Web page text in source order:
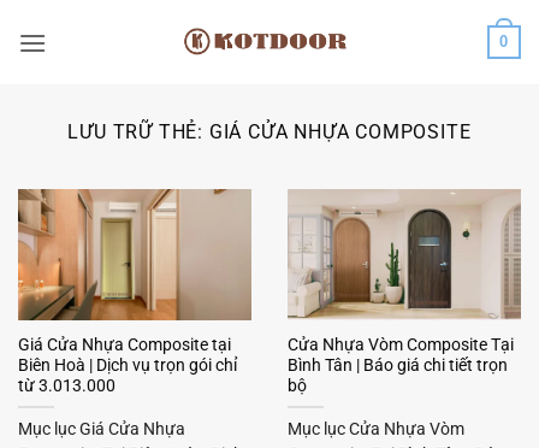
qua
0
LƯU TRỮ THẺ: GIÁ CỬA NHỰA COMPOSITE
Giá Cửa Nhựa Composite tại
Biên Hoà | Dịch vụ trọn gói chỉ
từ 3.013.000
Mục lục Giá Cửa Nhựa
Cửa Nhựa Vòm Composite Tại
Bình Tân | Báo giá chi tiết trọn
bộ
Mục lục Cửa Nhựa Vòm